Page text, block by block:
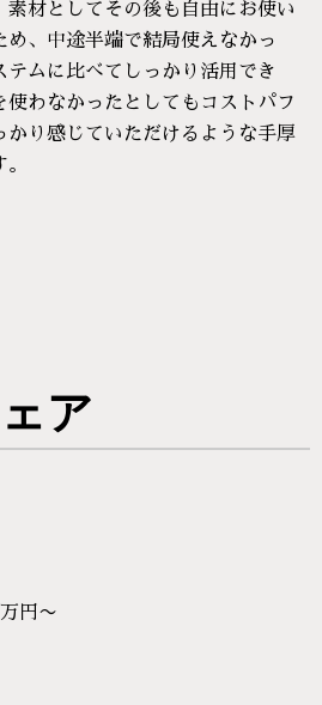
素材としてその後も自由にお使い
め、中途半端で結局使えなかっ
テムに比べてしっかり活用でき
使わなかったとしてもコストパフ
かり感じていただけるような手厚
ア
円〜